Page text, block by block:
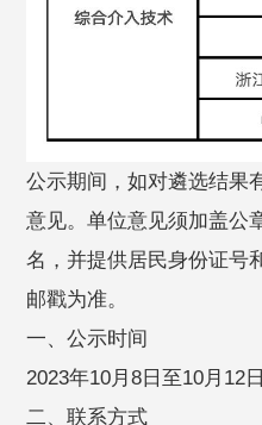
公示期间，如对遴选结果
意见。单位意见须加盖公
名，并提供居民身份证号
邮戳为准。
一、公示时间
2023年10月8日至10月12日
二、联系方式